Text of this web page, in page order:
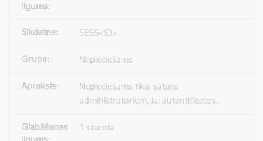
SESS<ID>
Nepieciešams
Nepieciešams tikai satura
administratoriem, lai autentificētos.
1 stunda